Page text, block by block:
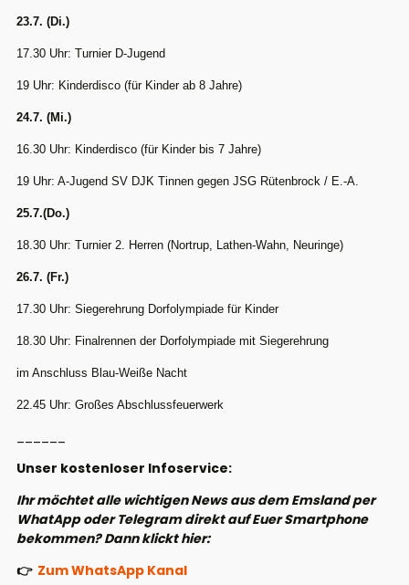
23.7. (Di.)
17.30 Uhr: Turnier D-Jugend
19 Uhr: Kinderdisco (für Kinder ab 8 Jahre)
24.7. (Mi.)
16.30 Uhr: Kinderdisco (für Kinder bis 7 Jahre)
19 Uhr: A-Jugend SV DJK Tinnen gegen JSG Rütenbrock / E.-A.
25.7.(Do.)
18.30 Uhr: Turnier 2. Herren (Nortrup, Lathen-Wahn, Neuringe)
26.7. (Fr.)
17.30 Uhr: Siegerehrung Dorfolympiade für Kinder
18.30 Uhr: Finalrennen der Dorfolympiade mit Siegerehrung
im Anschluss Blau-Weiße Nacht
22.45 Uhr: Großes Abschlussfeuerwerk
Unser kostenloser Infoservice:
Ihr möchtet alle wichtigen News aus dem Emsland per
WhatApp oder Telegram direkt auf Euer Smartphone
bekommen? Dann klickt hier:
👉 Zum WhatsApp Kanal